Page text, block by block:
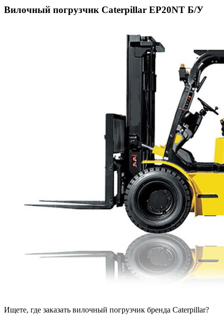
Вилочный погрузчик Caterpillar EP20NT Б/У
Ищете, где заказать вилочный погрузчик бренда Caterpillar?